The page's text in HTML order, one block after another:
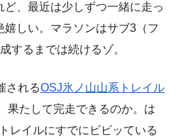
、最近は少しずつ一緒に走っ
しい。マラソンはサブ3（フ
するまでは続けるゾ。
されるOSJ氷ノ山山系トレイル
果たして完走できるのか。は
レイルにすでにビビッている